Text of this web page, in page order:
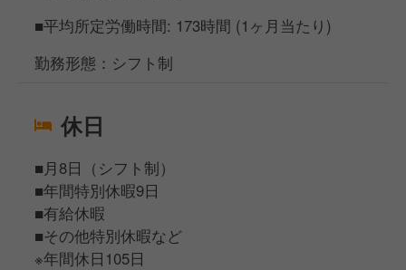
■平均所定労働時間: 173時間 (1ヶ月当たり)
勤務形態：シフト制
休日
■月8日（シフト制）
■年間特別休暇9日
■有給休暇
■その他特別休暇など
※年間休日105日